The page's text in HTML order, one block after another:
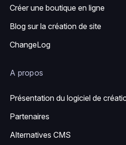
Créer une boutique en ligne
Blog sur la création de site
ChangeLog
A propos
Présentation du logiciel de
Partenaires
Alternatives CMS